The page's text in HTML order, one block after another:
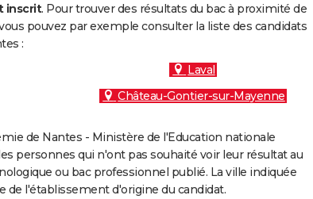
inscrit. Pour trouver des résultats du bac à proximité de
pouvez par exemple consulter la liste des candidats
:
Laval
Château-Gontier-sur-Mayenne
de Nantes - Ministère de l'Education nationale
personnes qui n'ont pas souhaité voir leur résultat au
ou bac professionnel publié. La ville indiquée
de l'établissement d'origine du candidat.